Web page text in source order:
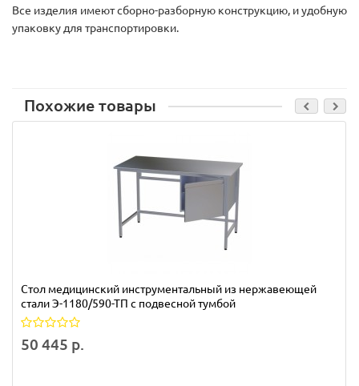
Все изделия имеют сборно-разборную конструкцию, и удобную
упаковку для транспортировки.
Похожие товары
Стол медицинский инструментальный из нержавеющей
стали Э-1180/590-ТП с подвесной тумбой
50 445 р.